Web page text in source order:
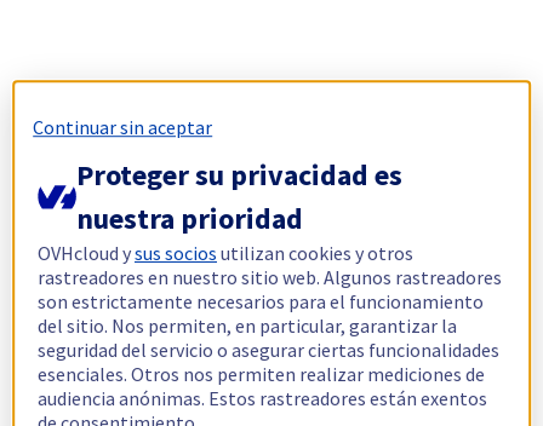
Continuar sin aceptar
Proteger su privacidad es
nuestra prioridad
OVHcloud ysus socios utilizan cookies y otros
rastreadores en nuestro sitio web. Algunos rastreadores
son estrictamente necesarios para el funcionamiento
del sitio. Nos permiten, en particular, garantizar la
seguridad del servicio o asegurar ciertas funcionalidades
esenciales. Otros nos permiten realizar mediciones de
audiencia anónimas. Estos rastreadores están exentos